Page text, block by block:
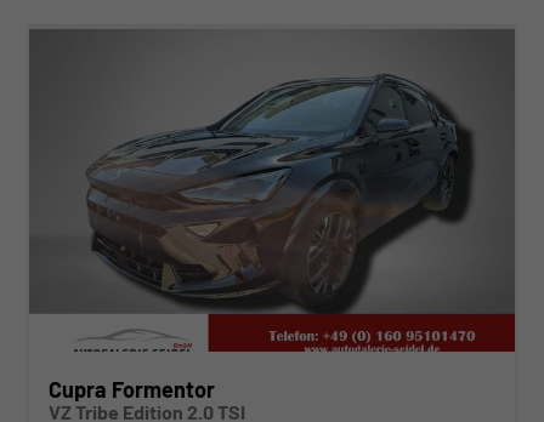
Cupra Formentor
VZ Tribe Edition 2.0 TSI